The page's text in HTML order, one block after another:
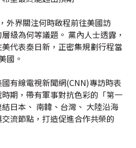
外界關注何時啟程前往美國訪
級為何等議題。 黨內人士透露，
代表秦日新，正密集規劃行程當
國。
有線電視新聞網(CNN)專訪時表
期，帶有軍事對抗色彩的「第一
日本、 南韓、台灣、 大陸沿海
流節點，打造促進合作共榮的